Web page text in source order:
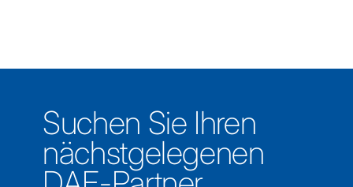
Suchen Sie Ihren
nächstgelegenen